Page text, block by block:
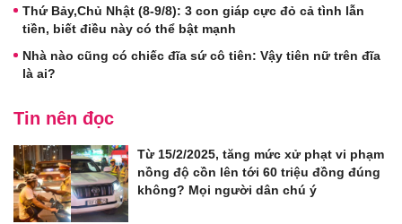
Thứ Bảy,Chủ Nhật (8-9/8): 3 con giáp cực đỏ cả tình lẫn
tiền, biết điều này có thể bật mạnh
Nhà nào cũng có chiếc đĩa sứ cô tiên: Vậy tiên nữ trên đĩa
là ai?
Tin nên đọc
Từ 15/2/2025, tăng mức xử phạt vi phạm
nồng độ cồn lên tới 60 triệu đồng đúng
không? Mọi người dân chú ý